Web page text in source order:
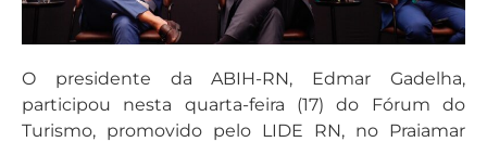
O presidente da ABIH-RN, Edmar Gadelha,
participou nesta quarta-feira (17) do Fórum do
Turismo, promovido pelo LIDE RN, no Praiamar